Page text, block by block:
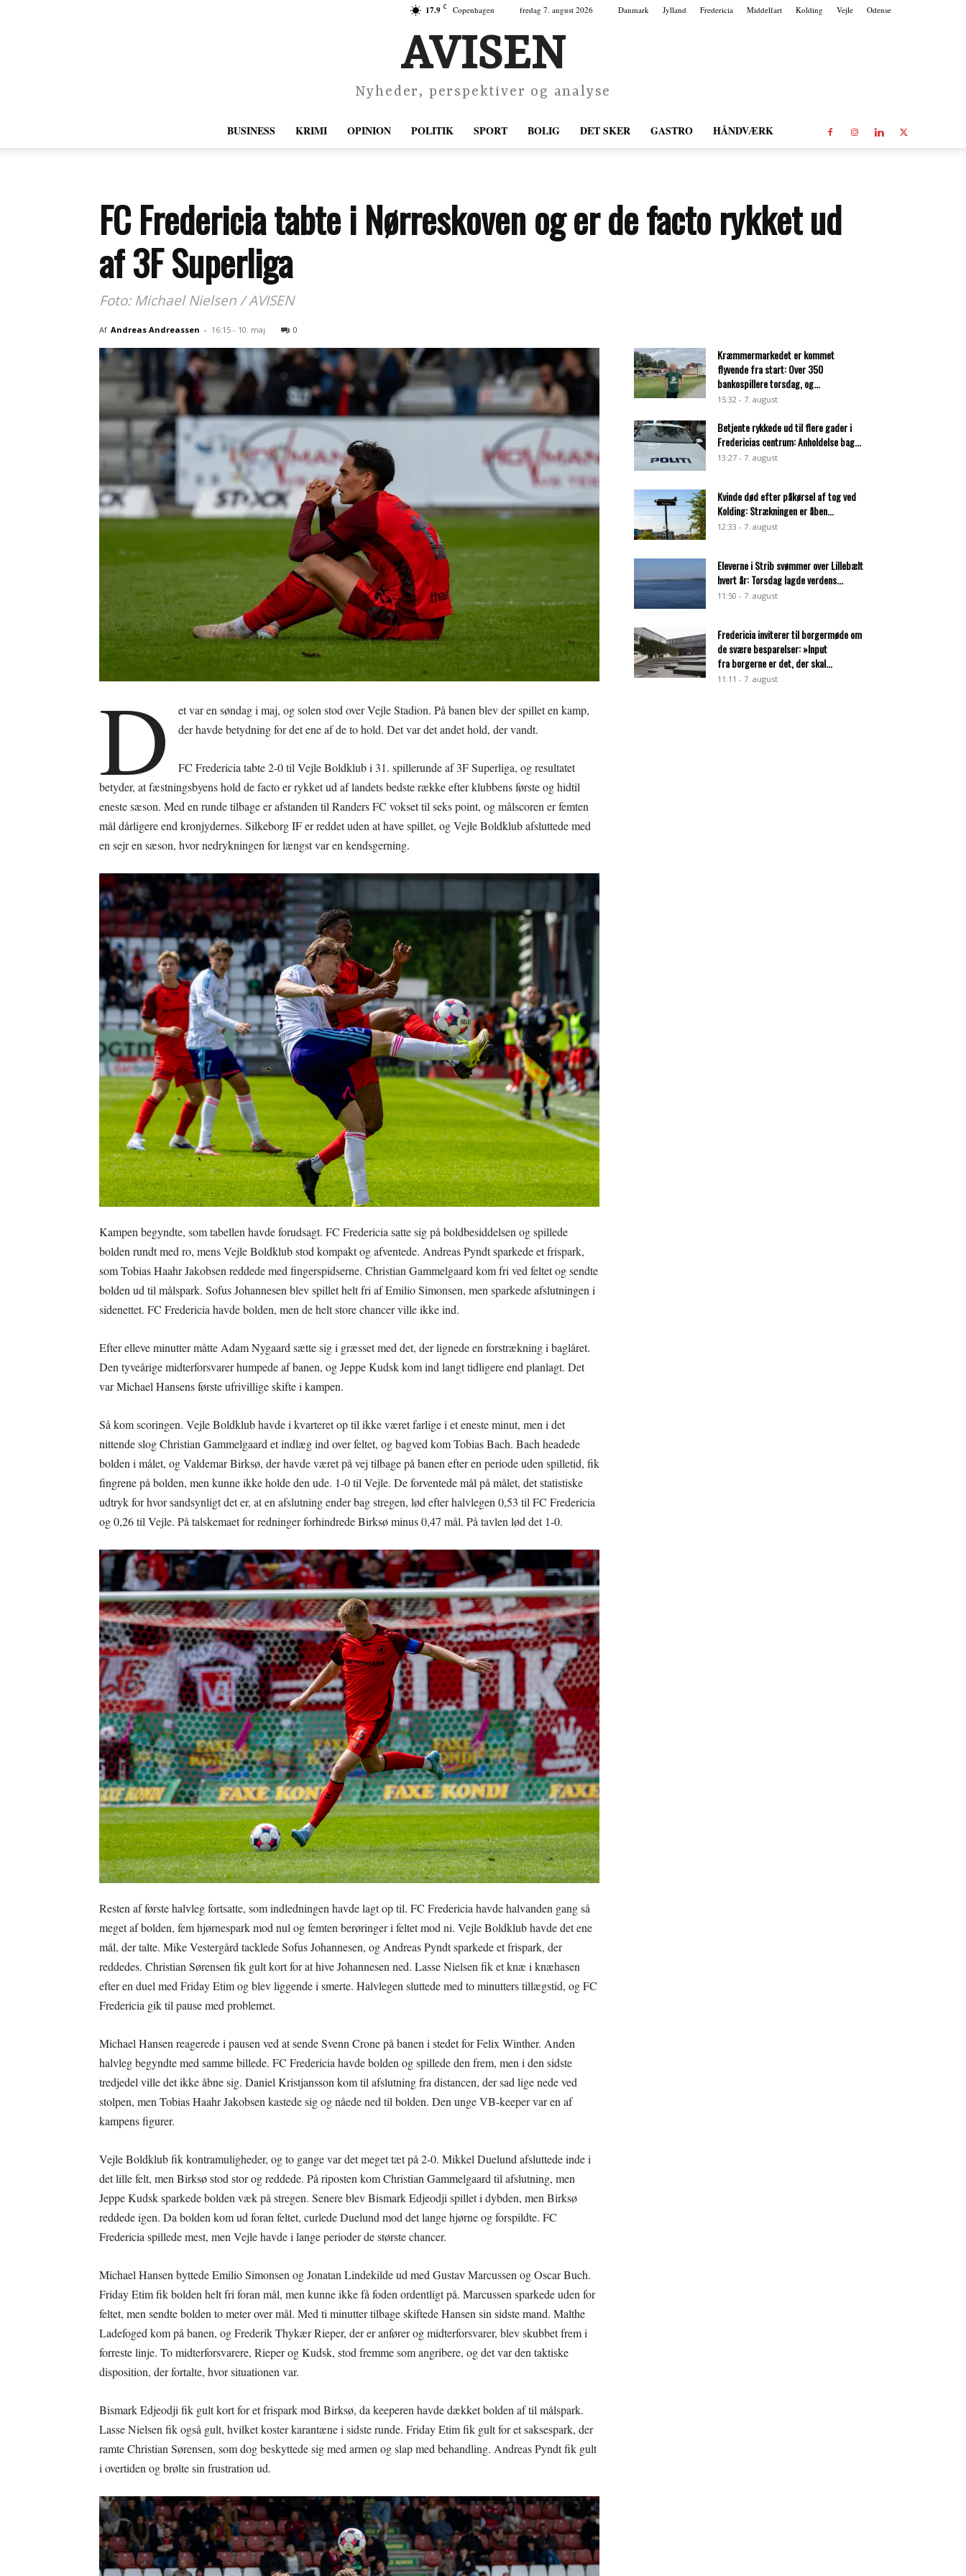
17.9 C Copenhagen fredag 7. august 2026 Danmark Jylland Fredericia Middelfart Kolding Vejle Odense
AVISEN
Nyheder, perspektiver og analyse
BUSINESS KRIMI OPINION POLITIK SPORT BOLIG DET SKER GASTRO HÅNDVÆRK
FC Fredericia tabte i Nørreskoven og er de facto rykket ud
af 3F Superliga
Foto: Michael Nielsen / AVISEN
Af Andreas Andreassen - 16:15 - 10. maj 0
D
et var en søndag i maj, og solen stod over Vejle Stadion. På banen blev der spillet en kamp,
der havde betydning for det ene af de to hold. Det var det andet hold, der vandt.
FC Fredericia tabte 2-0 til Vejle Boldklub i 31. spillerunde af 3F Superliga, og resultatet
betyder, at fæstningsbyens hold de facto er rykket ud af landets bedste række efter klubbens første og hidtil
eneste sæson. Med en runde tilbage er afstanden til Randers FC vokset til seks point, og målscoren er femten
mål dårligere end kronjydernes. Silkeborg IF er reddet uden at have spillet, og Vejle Boldklub afsluttede med
en sejr en sæson, hvor nedrykningen for længst var en kendsgerning.
Kampen begyndte, som tabellen havde forudsagt. FC Fredericia satte sig på boldbesiddelsen og spillede
bolden rundt med ro, mens Vejle Boldklub stod kompakt og afventede. Andreas Pyndt sparkede et frispark,
som Tobias Haahr Jakobsen reddede med fingerspidserne. Christian Gammelgaard kom fri ved feltet og sendte
bolden ud til målspark. Sofus Johannesen blev spillet helt fri af Emilio Simonsen, men sparkede afslutningen i
sidenettet. FC Fredericia havde bolden, men de helt store chancer ville ikke ind.
Efter elleve minutter måtte Adam Nygaard sætte sig i græsset med det, der lignede en forstrækning i baglåret.
Den tyveårige midterforsvarer humpede af banen, og Jeppe Kudsk kom ind langt tidligere end planlagt. Det
var Michael Hansens første ufrivillige skifte i kampen.
Så kom scoringen. Vejle Boldklub havde i kvarteret op til ikke været farlige i et eneste minut, men i det
nittende slog Christian Gammelgaard et indlæg ind over feltet, og bagved kom Tobias Bach. Bach headede
bolden i målet, og Valdemar Birksø, der havde været på vej tilbage på banen efter en periode uden spilletid, fik
fingrene på bolden, men kunne ikke holde den ude. 1-0 til Vejle. De forventede mål på målet, det statistiske
udtryk for hvor sandsynligt det er, at en afslutning ender bag stregen, lød efter halvlegen 0,53 til FC Fredericia
og 0,26 til Vejle. På talskemaet for redninger forhindrede Birksø minus 0,47 mål. På tavlen lød det 1-0.
Resten af første halvleg fortsatte, som indledningen havde lagt op til. FC Fredericia havde halvanden gang så
meget af bolden, fem hjørnespark mod nul og femten berøringer i feltet mod ni. Vejle Boldklub havde det ene
mål, der talte. Mike Vestergård tacklede Sofus Johannesen, og Andreas Pyndt sparkede et frispark, der
reddedes. Christian Sørensen fik gult kort for at hive Johannesen ned. Lasse Nielsen fik et knæ i knæhasen
efter en duel med Friday Etim og blev liggende i smerte. Halvlegen sluttede med to minutters tillægstid, og FC
Fredericia gik til pause med problemet.
Michael Hansen reagerede i pausen ved at sende Svenn Crone på banen i stedet for Felix Winther. Anden
halvleg begyndte med samme billede. FC Fredericia havde bolden og spillede den frem, men i den sidste
tredjedel ville det ikke åbne sig. Daniel Kristjansson kom til afslutning fra distancen, der sad lige nede ved
stolpen, men Tobias Haahr Jakobsen kastede sig og nåede ned til bolden. Den unge VB-keeper var en af
kampens figurer.
Vejle Boldklub fik kontramuligheder, og to gange var det meget tæt på 2-0. Mikkel Duelund afsluttede inde i
det lille felt, men Birksø stod stor og reddede. På riposten kom Christian Gammelgaard til afslutning, men
Jeppe Kudsk sparkede bolden væk på stregen. Senere blev Bismark Edjeodji spillet i dybden, men Birksø
reddede igen. Da bolden kom ud foran feltet, curlede Duelund mod det lange hjørne og forspildte. FC
Fredericia spillede mest, men Vejle havde i lange perioder de største chancer.
Michael Hansen byttede Emilio Simonsen og Jonatan Lindekilde ud med Gustav Marcussen og Oscar Buch.
Friday Etim fik bolden helt fri foran mål, men kunne ikke få foden ordentligt på. Marcussen sparkede uden for
feltet, men sendte bolden to meter over mål. Med ti minutter tilbage skiftede Hansen sin sidste mand. Malthe
Ladefoged kom på banen, og Frederik Thykær Rieper, der er anfører og midterforsvarer, blev skubbet frem i
forreste linje. To midterforsvarere, Rieper og Kudsk, stod fremme som angribere, og det var den taktiske
disposition, der fortalte, hvor situationen var.
Bismark Edjeodji fik gult kort for et frispark mod Birksø, da keeperen havde dækket bolden af til målspark.
Lasse Nielsen fik også gult, hvilket koster karantæne i sidste runde. Friday Etim fik gult for et saksespark, der
ramte Christian Sørensen, som dog beskyttede sig med armen og slap med behandling. Andreas Pyndt fik gult
i overtiden og brølte sin frustration ud.
Kræmmermarkedet er kommet
flyvende fra start: Over 350
bankospillere torsdag, og...
15:32 - 7. august
Betjente rykkede ud til flere gader i
Fredericias centrum: Anholdelse bag...
13:27 - 7. august
Kvinde død efter påkørsel af tog ved
Kolding: Strækningen er åben...
12:33 - 7. august
Eleverne i Strib svømmer over Lillebælt
hvert år: Torsdag lagde verdens...
11:50 - 7. august
Fredericia inviterer til borgermøde om
de svære besparelser: »Input
fra borgerne er det, der skal...
11:11 - 7. august